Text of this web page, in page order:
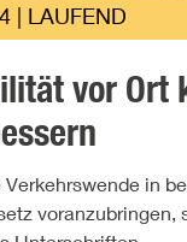
| LAUFEND
vor Ort
Verkehrswende in
voranzubringen,